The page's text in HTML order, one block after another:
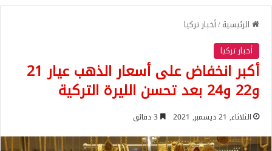
الرئيسية/أخبار تركيا
أخبار تركيا
أكبر انخفاض على أسعار الذهب عيار 21
و22 و24 بعد تحسن الليرة التركية
الثلاثاء, 21 ديسمبر, 2021